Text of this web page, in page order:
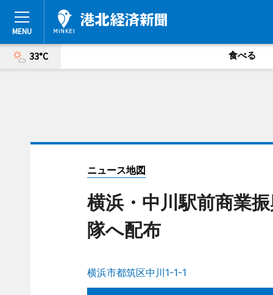
33°C 食べる
ニュース地図
横浜・中川駅前商業
隊へ配布
横浜市都筑区中川1-1-1